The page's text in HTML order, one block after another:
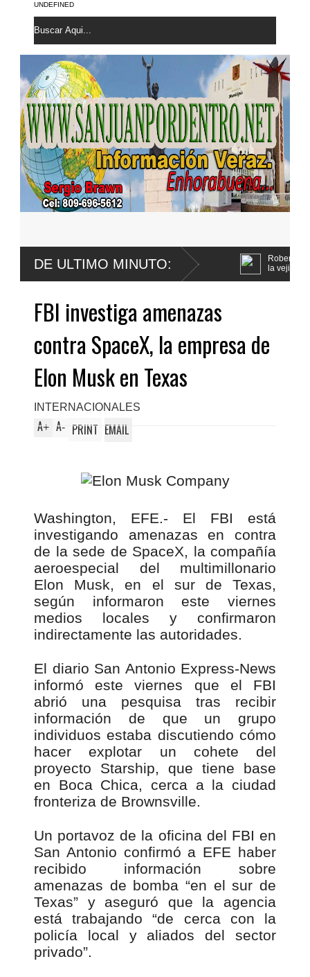
UNDEFINED
DE ULTIMO MINUTO:
Roberto Santana confirma le
la vejiga
FBI investiga amenazas
contra SpaceX, la empresa de
Elon Musk en Texas
INTERNACIONALES
A+ A- PRINT EMAIL
Washington, EFE.- El FBI está
investigando amenazas en contra
de la sede de SpaceX, la compañía
aeroespecial del multimillonario
Elon Musk, en el sur de Texas,
según informaron este viernes
medios locales y confirmaron
indirectamente las autoridades.
El diario San Antonio Express-News
informó este viernes que el FBI
abrió una pesquisa tras recibir
información de que un grupo
individuos estaba discutiendo cómo
hacer explotar un cohete del
proyecto Starship, que tiene base
en Boca Chica, cerca a la ciudad
fronteriza de Brownsville.
Un portavoz de la oficina del FBI en
San Antonio confirmó a EFE haber
recibido información sobre
amenazas de bomba “en el sur de
Texas” y aseguró que la agencia
está trabajando “de cerca con la
policía local y aliados del sector
privado”.